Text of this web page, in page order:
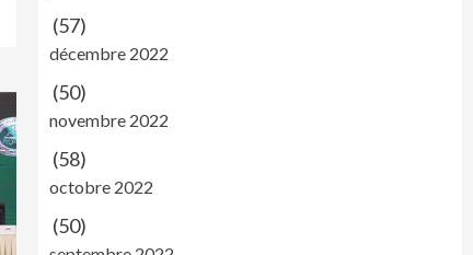
(57)
décembre 2022
(50)
novembre 2022
(58)
octobre 2022
(50)